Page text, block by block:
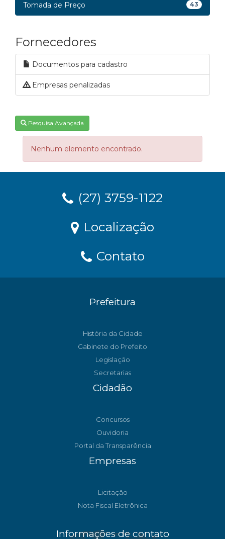
Tomada de Preço 43
Fornecedores
Documentos para cadastro
Empresas penalizadas
Pesquisa Avançada
Nenhum elemento encontrado.
(27) 3759-1122
Localização
Contato
Prefeitura
História da Cidade
Gabinete do Prefeito
Legislação
Secretarias
Cidadão
Concursos
Ouvidoria
Portal da Transparência
Empresas
Licitação
Nota Fiscal Eletrônica
Informações de contato